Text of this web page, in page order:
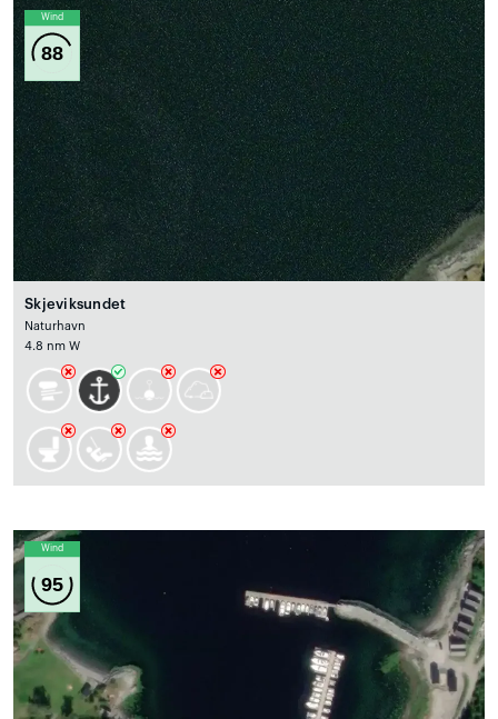
Wind
88
Skjeviksundet
Naturhavn
4.8 nm W
Wind
95